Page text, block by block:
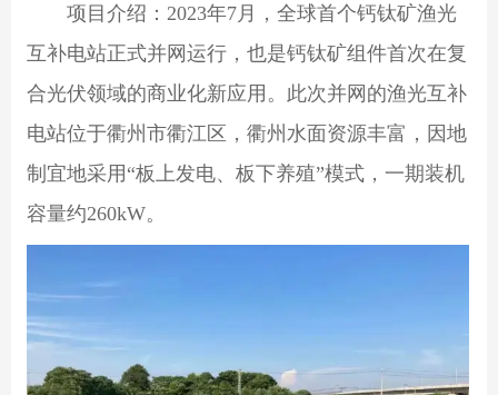
项目介绍：2023年7月，全球首个钙钛矿渔光
互补电站正式并网运行，也是钙钛矿组件首次在复
合光伏领域的商业化新应用。此次并网的渔光互补
电站位于衢州市衢江区，衢州水面资源丰富，因地
制宜地采用“板上发电、板下养殖”模式，一期装机
容量约260kW。